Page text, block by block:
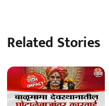
Related Stories